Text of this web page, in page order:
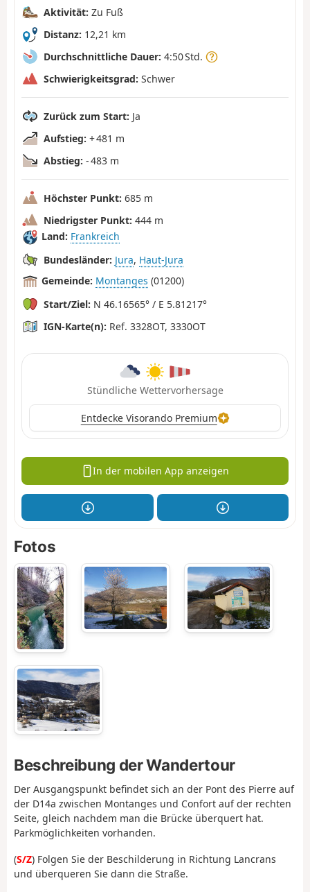
Aktivität: Zu Fuß
Distanz: 12,21 km
Durchschnittliche Dauer: 4:50 Std.
Schwierigkeitsgrad: Schwer
Zurück zum Start: Ja
Aufstieg: + 481 m
Abstieg: - 483 m
Höchster Punkt: 685 m
Niedrigster Punkt: 444 m
Land: Frankreich
Bundesländer: Jura, Haut-Jura
Gemeinde: Montanges (01200)
Start/Ziel: N 46.16565° / E 5.81217°
IGN-Karte(n): Ref. 3328OT, 3330OT
Stündliche Wettervorhersage
Entdecke Visorando Premium
In der mobilen App anzeigen
Fotos
Beschreibung der Wandertour
Der Ausgangspunkt befindet sich an der Pont des Pierre auf
der D14a zwischen Montanges und Confort auf der rechten
Seite, gleich nachdem man die Brücke überquert hat.
Parkmöglichkeiten vorhanden.
(S/Z) Folgen Sie der Beschilderung in Richtung Lancrans
und überqueren Sie dann die Straße.